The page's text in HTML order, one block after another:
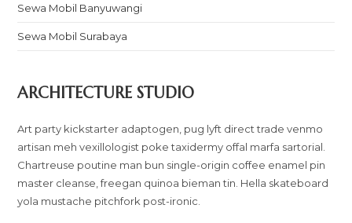
Sewa Mobil Banyuwangi
Sewa Mobil Surabaya
ARCHITECTURE STUDIO
Art party kickstarter adaptogen, pug lyft direct trade venmo
artisan meh vexillologist poke taxidermy offal marfa sartorial.
Chartreuse poutine man bun single-origin coffee enamel pin
master cleanse, freegan quinoa bieman tin. Hella skateboard
yola mustache pitchfork post-ironic.